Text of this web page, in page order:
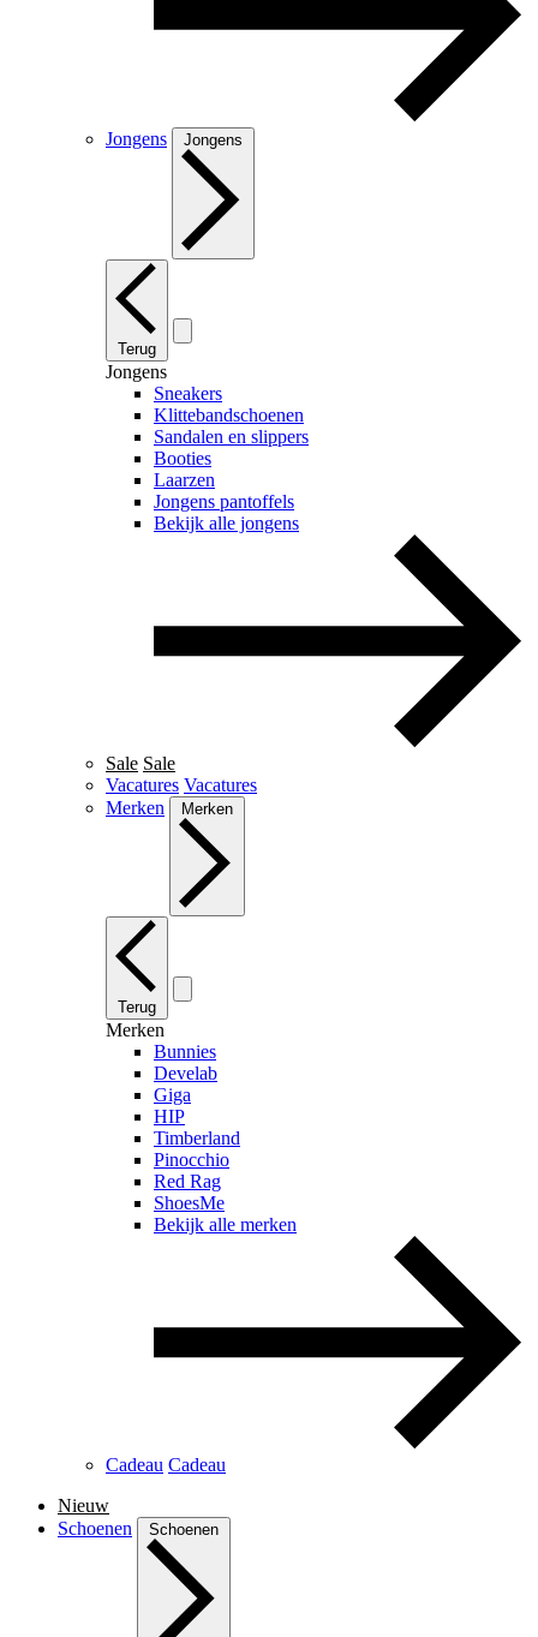
Jongens Jongens
Terug
Jongens
Sneakers
Klittebandschoenen
Sandalen en slippers
Booties
Laarzen
Jongens pantoffels
Bekijk alle jongens
Sale Sale
Vacatures Vacatures
Merken
Merken
Terug
Merken
Bunnies
Develab
Giga
HIP
Timberland
Pinocchio
Red Rag
ShoesMe
Bekijk alle merken
Cadeau Cadeau
Nieuw
Schoenen
Schoenen